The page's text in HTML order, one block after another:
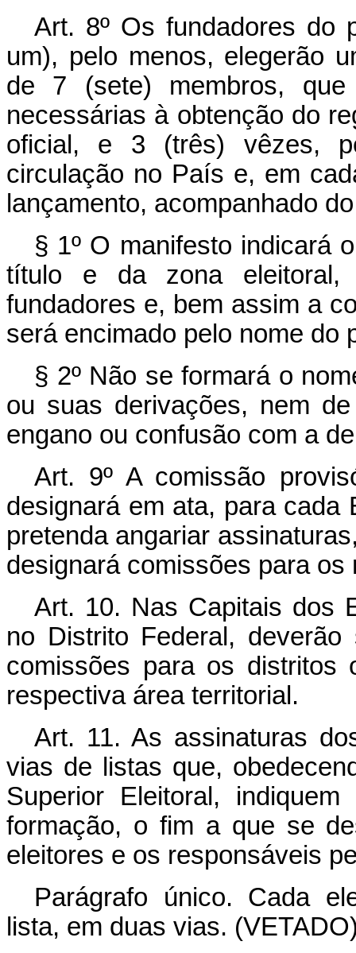
Art. 8º Os fundadores do
um), pelo menos, elegerão
de 7 (sete) membros, que
necessárias à obtenção do
oficial, e 3 (três) vêzes,
circulação no País e, em
lançamento, acompanhado
§ 1º O manifesto indicará
título e da zona
fundadores e, bem assim a
será encimado pelo nome do
§ 2º Não se formará o
ou suas derivações, nem
engano ou confusão com a
Art. 9º A comissão
designará em ata, para cada
pretenda angariar
designará comissões para os
Art. 10. Nas Capitais dos
no Distrito Federal,
comissões para os
respectiva área territorial.
Art. 11. As assinaturas
vias de listas que,
Superior Eleitoral,
formação, o fim a que se
eleitores e os responsáveis
Parágrafo único. Cada
lista, em duas vias.